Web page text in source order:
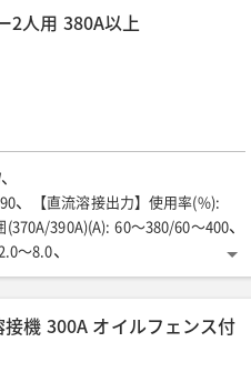
範囲(A)
40〜240
棒(mm)
1.5kVA×4 燃料/タンク容量(L)
時)約3.7 排ガス規制
第3次
890(キャスター付)
2人用 380A以上
【直流溶接出力】使用率(%):
(370A/390A)(A): 60〜380/60〜400
〜8.0
195A)(A): 30〜190/30〜200
〜4.0
流出力】(三相)定格出力(kVA): 15
機 300A オイルフェンス付